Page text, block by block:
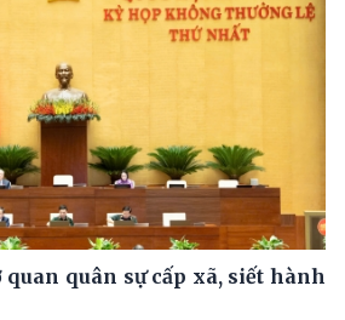
quân sự cấp xã, siết hành